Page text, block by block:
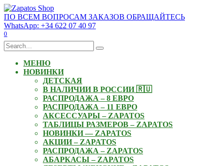
Skip
to
content
ПО ВСЕМ ВОПРОСАМ ЗАКАЗОВ ОБРАЩАЙТЕСЬ
WhatsApp: +34 622 07 40 97
0
Search
for:
МЕНЮ
НОВИНКИ
ДЕТСКАЯ
В НАЛИЧИИ В РОССИИ 🇷🇺
РАСПРОДАЖА – 8 ЕВРО
РАСПРОДАЖА – 11 ЕВРО
АКСЕССУАРЫ – ZAPATOS
ТАБЛИЦЫ РАЗМЕРОВ – ZAPATOS
НОВИНКИ — ZAPATOS
АКЦИИ – ZAPATOS
РАСПРОДАЖА – ZAPATOS
АБАРКАСЫ – ZAPATOS